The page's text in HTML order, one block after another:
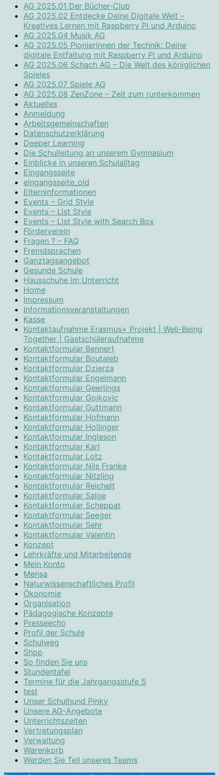
AG 2025.01 Der Bücher-Club
AG 2025.02 Entdecke Deine Digitale Welt –
Kreatives Lernen mit Raspberry Pi und Arduino
AG 2025.04 Musik AG
AG 2025.05 Pionierinnen der Technik: Deine
digitale Entfaltung mit Raspberry Pi und Arduino
AG 2025.06 Schach AG – Die Welt des königlichen
Spieles
AG 2025.07 Spiele AG
AG 2025.08 ZenZone – Zeit zum runterkommen
Aktuelles
Anmeldung
Arbeitsgemeinschaften
Datenschutzerklärung
Deeper Learning
Die Schulleitung an unserem Gymnasium
Einblicke in unseren Schulalltag
Eingangsseite
eingangsseite_old
Elterninformationen
Events – Grid Style
Events – List Style
Events – List Style with Search Box
Förderverein
Fragen ? – FAQ
Fremdsprachen
Ganztagsangebot
Gesunde Schule
Hausschuhe im Unterricht
Home
Impressum
Informationsveranstaltungen
Kasse
Kontaktaufnahme Erasmus+ Projekt | Well-Being
Together | Gastschüleraufnahme
Kontaktformular Bennert
Kontaktformular Boutaleb
Kontaktformular Dzierza
Kontaktformular Engelmann
Kontaktformular Geerlings
Kontaktformular Gojkovic
Kontaktformular Guttmann
Kontaktformular Hofmann
Kontaktformular Hollinger
Kontaktformular Ingleson
Kontaktformular Karl
Kontaktformular Lotz
Kontaktformular Nils Franke
Kontaktformular Nitzling
Kontaktformular Reichelt
Kontaktformular Salge
Kontaktformular Scheppat
Kontaktformular Seeger
Kontaktformular Sehr
Kontaktformular Valentin
Konzept
Lehrkräfte und Mitarbeitende
Mein Konto
Mensa
Naturwissenschaftliches Profil
Ökonomie
Organisation
Pädagogische Konzepte
Presseecho
Profil der Schule
Schulweg
Shop
So finden Sie uns
Stundentafel
Termine für die Jahrgangsstufe 5
test
Unser Schulhund Pinky
Unsere AG-Angebote
Unterrichtszeiten
Vertretungsplan
Verwaltung
Warenkorb
Werden Sie Teil unseres Teams